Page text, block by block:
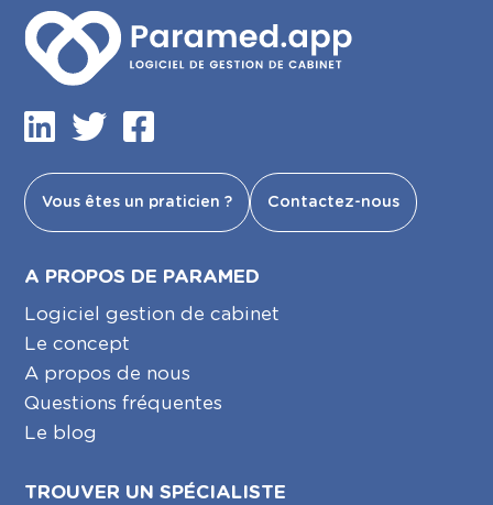
Vous êtes un praticien ? Contactez-nous
A PROPOS DE PARAMED
Logiciel gestion de cabinet
Le concept
A propos de nous
Questions fréquentes
Le blog
TROUVER UN SPÉCIALISTE